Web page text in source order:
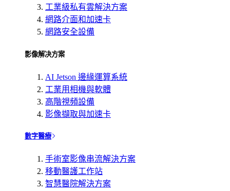
工業級私有雲解決方案
網路介面和加速卡
網路安全設備
影像解决方案
AI Jetson 邊緣運算系統
工業用相機與軟體
高階視頻設備
影像擷取與加速卡
數字醫療
手術室影像串流解決方案
移動醫護工作站
智慧醫院解決方案